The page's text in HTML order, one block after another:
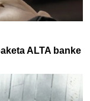
ALTA banke